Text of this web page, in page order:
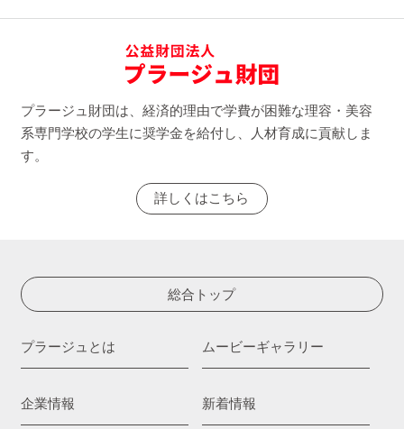
プラージュ財団は、経済的理由で学費が困難な理容・美容
系専門学校の学生に奨学金を給付し、人材育成に貢献しま
す。
詳しくはこちら
総合トップ
プラージュとは
企業情報
ムービーギャラリー
新着情報